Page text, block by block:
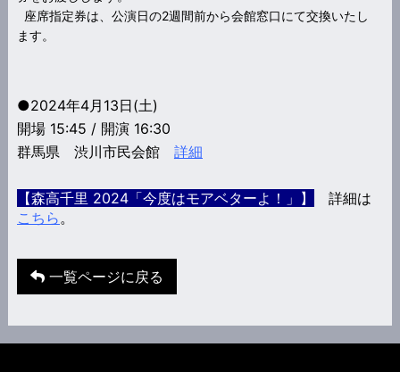
座席指定券は、公演日の2週間前から会館窓口にて交換いたし
ます。
●2024年4月13日(土)
開場 15:45 / 開演 16:30
群馬県 渋川市民会館 詳細
【森高千里 2024「今度はモアベターよ！」】
詳細は
こちら 。
一覧ページに戻る